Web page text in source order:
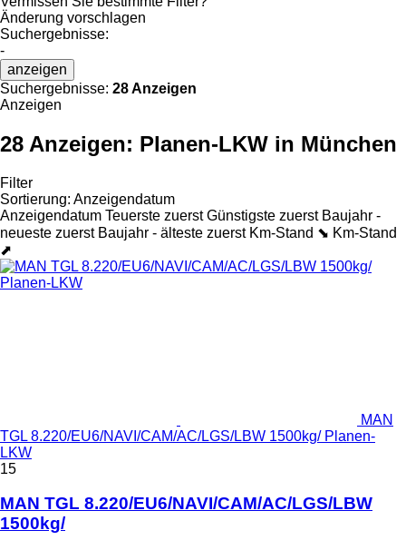
Änderung vorschlagen
Suchergebnisse:
-
anzeigen
Suchergebnisse: 28 Anzeigen
Anzeigen
28 Anzeigen: Planen-LKW in München
Filter
Sortierung: Anzeigendatum
Anzeigendatum Teuerste zuerst Günstigste zuerst Baujahr -
neueste zuerst Baujahr - älteste zuerst Km-Stand ⬊ Km-Stand
⬈
MAN
TGL 8.220/EU6/NAVI/CAM/AC/LGS/LBW 1500kg/ Planen-
LKW
15
MAN TGL 8.220/EU6/NAVI/CAM/AC/LGS/LBW
1500kg/